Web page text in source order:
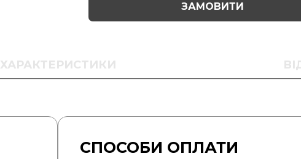
ЗАМОВИТИ
ХАРАКТЕРИСТИКИ
СПОСОБИ ОПЛАТИ